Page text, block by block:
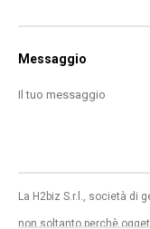
Messaggio